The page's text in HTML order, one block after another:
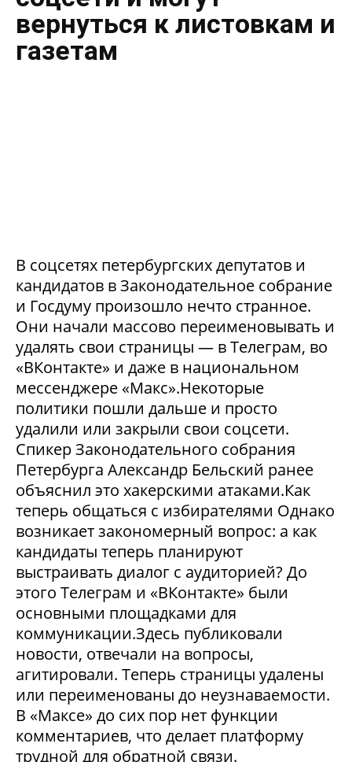
вернуться к листовкам и
газетам
В соцсетях петербургских депутатов и
кандидатов в Законодательное собрание
и Госдуму произошло нечто странное.
Они начали массово переименовывать и
удалять свои страницы — в Телеграм, во
«ВКонтакте» и даже в национальном
мессенджере «Макс».Некоторые
политики пошли дальше и просто
удалили или закрыли свои соцсети.
Спикер Законодательного собрания
Петербурга Александр Бельский ранее
объяснил это хакерскими атаками.Как
теперь общаться с избирателями Однако
возникает закономерный вопрос: а как
кандидаты теперь планируют
выстраивать диалог с аудиторией? До
этого Телеграм и «ВКонтакте» были
основными площадками для
коммуникации.Здесь публиковали
новости, отвечали на вопросы,
агитировали. Теперь страницы удалены
или переименованы до неузнаваемости.
В «Максе» до сих пор нет функции
комментариев, что делает платформу
трудной для обратной связи.